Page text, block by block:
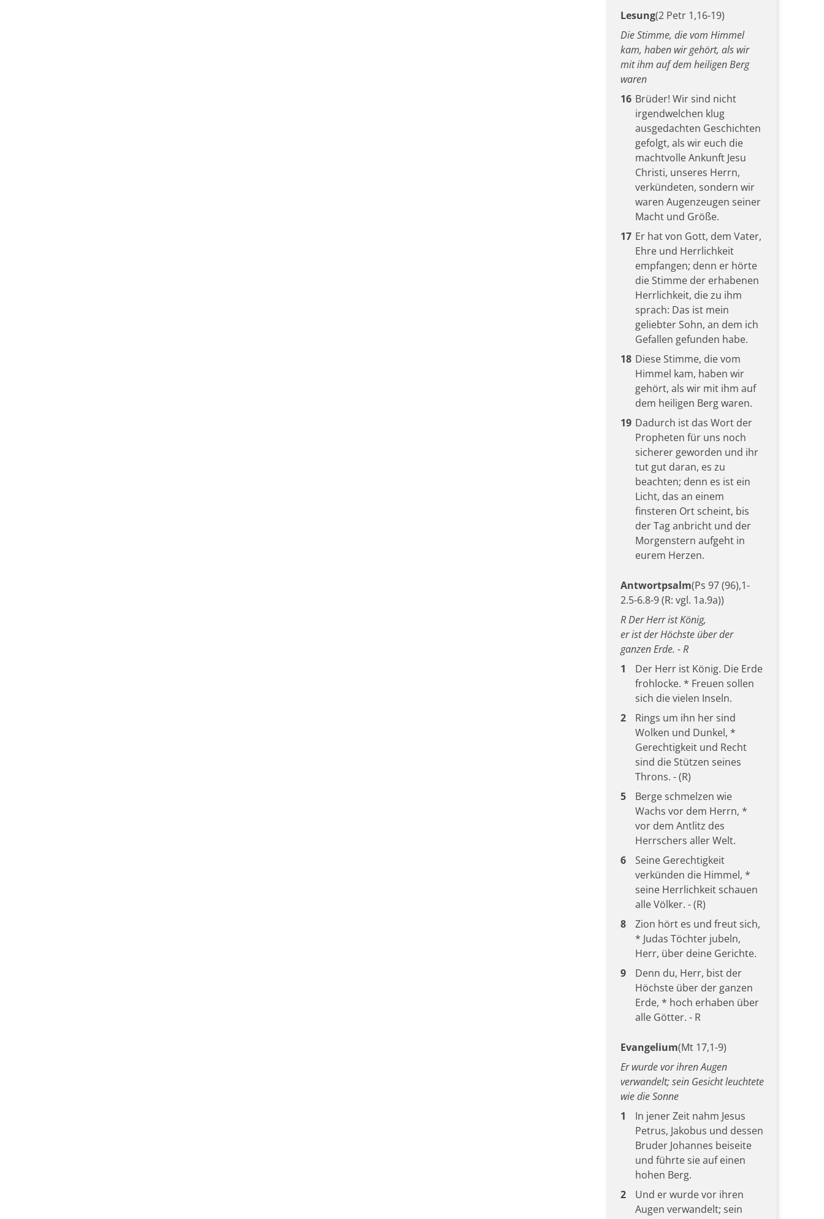
Lesung(2 Petr 1,16-19)
Die Stimme, die vom Himmel
kam, haben wir gehört, als wir
mit ihm auf dem heiligen Berg
waren
16 Brüder! Wir sind nicht
irgendwelchen klug
ausgedachten Geschichten
gefolgt, als wir euch die
machtvolle Ankunft Jesu
Christi, unseres Herrn,
verkündeten, sondern wir
waren Augenzeugen seiner
Macht und Größe.
17 Er hat von Gott, dem Vater,
Ehre und Herrlichkeit
empfangen; denn er hörte
die Stimme der erhabenen
Herrlichkeit, die zu ihm
sprach: Das ist mein
geliebter Sohn, an dem ich
Gefallen gefunden habe.
18 Diese Stimme, die vom
Himmel kam, haben wir
gehört, als wir mit ihm auf
dem heiligen Berg waren.
19 Dadurch ist das Wort der
Propheten für uns noch
sicherer geworden und ihr
tut gut daran, es zu
beachten; denn es ist ein
Licht, das an einem
finsteren Ort scheint, bis
der Tag anbricht und der
Morgenstern aufgeht in
eurem Herzen.
Antwortpsalm(Ps 97 (96),1-
2.5-6.8-9 (R: vgl. 1a.9a))
R Der Herr ist König,
er ist der Höchste über der
ganzen Erde. - R
1
Der Herr ist König. Die Erde
frohlocke. * Freuen sollen
sich die vielen Inseln.
2
Rings um ihn her sind
Wolken und Dunkel, *
Gerechtigkeit und Recht
sind die Stützen seines
Throns. - (R)
5
Berge schmelzen wie
Wachs vor dem Herrn, *
vor dem Antlitz des
Herrschers aller Welt.
6
Seine Gerechtigkeit
verkünden die Himmel, *
seine Herrlichkeit schauen
alle Völker. - (R)
8
Zion hört es und freut sich,
* Judas Töchter jubeln,
Herr, über deine Gerichte.
9
Denn du, Herr, bist der
Höchste über der ganzen
Erde, * hoch erhaben über
alle Götter. - R
Evangelium(Mt 17,1-9)
Er wurde vor ihren Augen
verwandelt; sein Gesicht leuchtete
wie die Sonne
1
In jener Zeit nahm Jesus
Petrus, Jakobus und dessen
Bruder Johannes beiseite
und führte sie auf einen
hohen Berg.
2
Und er wurde vor ihren
Augen verwandelt; sein